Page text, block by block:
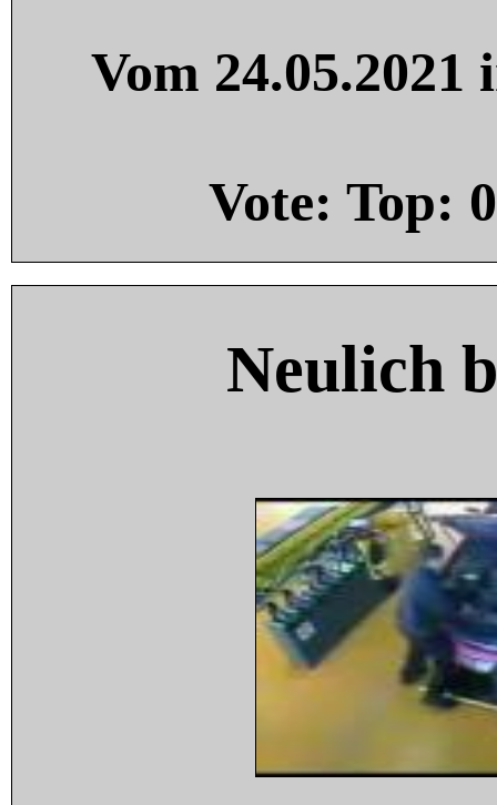
Vom
Vote: Top: 0
Neulich